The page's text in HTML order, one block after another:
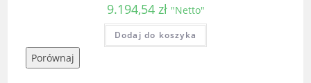
9.194,54 zł "Netto"
Dodaj do koszyka
Porównaj